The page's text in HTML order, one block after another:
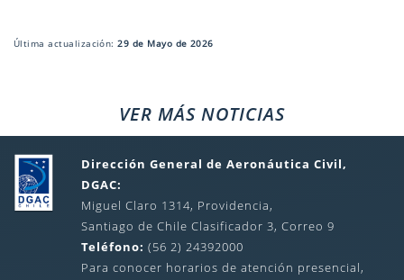
Última actualización:29 de Mayo de 2026
VER MÁS NOTICIAS
Dirección General de Aeronáutica Civil,
DGAC:
Miguel Claro 1314, Providencia,
Santiago de Chile Clasificador 3, Correo 9
Teléfono: (56 2) 24392000
Para conocer horarios de atención presencial,